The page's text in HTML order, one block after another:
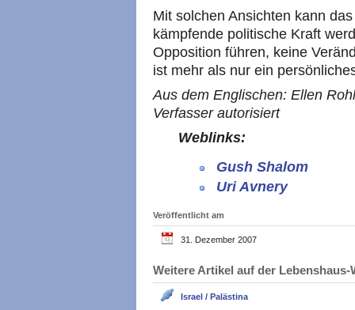
Mit solchen Ansichten kann
kämpfende politische Kraft
Opposition führen, keine
ist mehr als nur ein
Aus dem Englischen: Ellen
Verfasser autorisiert
Weblinks:
Gush Shalom
Uri Avnery
Veröffentlicht am
31. Dezember 2007
Weitere Artikel auf der
Israel / Palästina